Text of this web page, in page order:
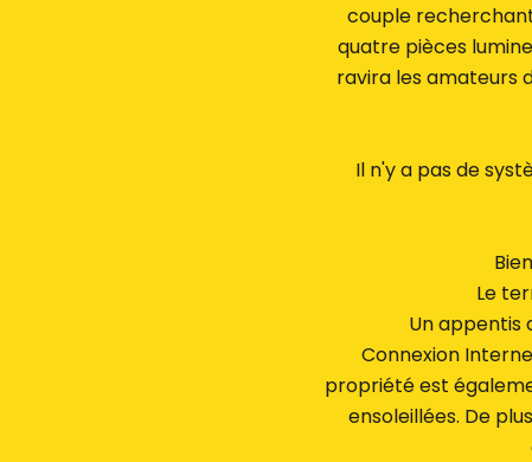
couple
quatre pièces
ravira les amateurs
Il n'y a pas de
Le
Un appentis
Connexion
propriété est
ensoleillées. De